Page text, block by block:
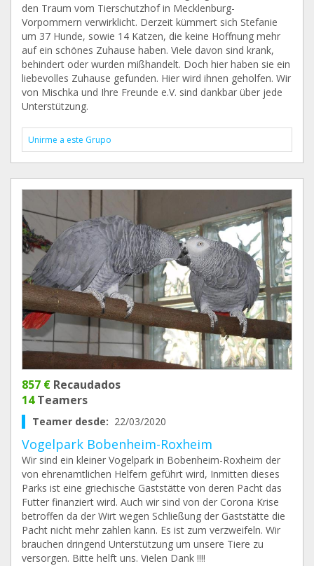
den Traum vom Tierschutzhof in Mecklenburg-
Vorpommern verwirklicht. Derzeit kümmert sich Stefanie
um 37 Hunde, sowie 14 Katzen, die keine Hoffnung mehr
auf ein schönes Zuhause haben. Viele davon sind krank,
behindert oder wurden mißhandelt. Doch hier haben sie ein
liebevolles Zuhause gefunden. Hier wird ihnen geholfen. Wir
von Mischka und Ihre Freunde e.V. sind dankbar über jede
Unterstützung.
Unirme a este Grupo
857 € Recaudados
14Teamers
Teamer desde: 22/03/2020
Vogelpark Bobenheim-Roxheim
Wir sind ein kleiner Vogelpark in Bobenheim-Roxheim der
von ehrenamtlichen Helfern geführt wird, Inmitten dieses
Parks ist eine griechische Gaststätte von deren Pacht das
Futter finanziert wird. Auch wir sind von der Corona Krise
betroffen da der Wirt wegen Schließung der Gaststätte die
Pacht nicht mehr zahlen kann. Es ist zum verzweifeln. Wir
brauchen dringend Unterstützung um unsere Tiere zu
versorgen. Bitte helft uns. Vielen Dank !!!!